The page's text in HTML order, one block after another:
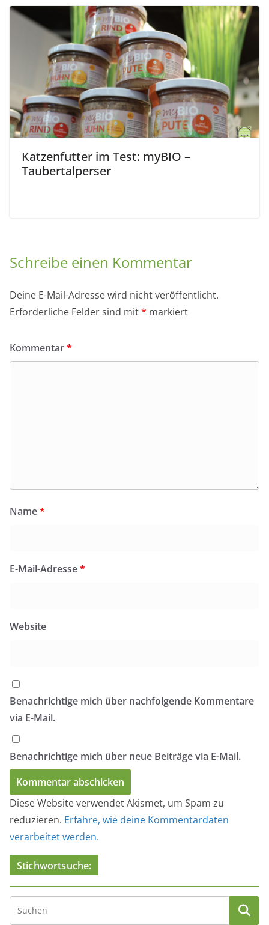
Katzenfutter im Test: myBIO –
Taubertalperser
Schreibe einen Kommentar
Deine E-Mail-Adresse wird nicht veröffentlicht.
Erforderliche Felder sind mit* markiert
Kommentar*
Name*
E-Mail-Adresse*
Website
Benachrichtige mich über nachfolgende Kommentare
via E-Mail.
Benachrichtige mich über neue Beiträge via E-Mail.
Diese Website verwendet Akismet, um Spam zu
reduzieren. Erfahre, wie deine Kommentardaten
verarbeitet werden.
Stichwortsuche: